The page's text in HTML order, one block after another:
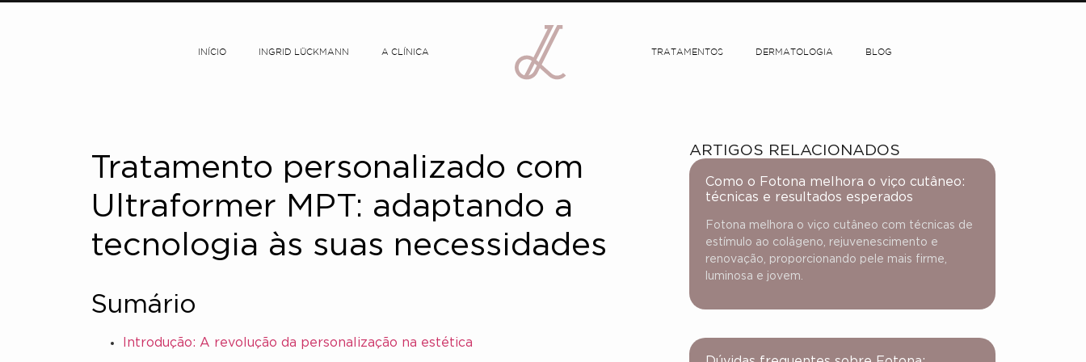
INÍCIO INGRID LÜCKMANN A CLÍNICA TRATAMENTOS DERMATOLOGIA BLOG
Tratamento personalizado com
Ultraformer MPT: adaptando a
tecnologia às suas necessidades
Sumário
Introdução: A revolução da personalização na estética
ARTIGOS RELACIONADOS
Como o Fotona melhora o viço cutâneo:
técnicas e resultados esperados
Fotona melhora o viço cutâneo com técnicas de
estímulo ao colágeno, rejuvenescimento e
renovação, proporcionando pele mais firme,
luminosa e jovem.